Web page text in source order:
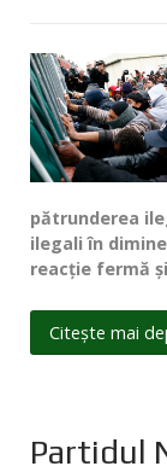
pătrunderea
ilegali în
reacţie fermă
Citește mai
Partidul